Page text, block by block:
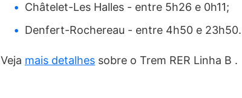
Châtelet-Les Halles - entre 5h26 e 0h11;
Denfert-Rochereau - entre 4h50 e 23h50.
Veja mais detalhes sobre o Trem RER Linha B .